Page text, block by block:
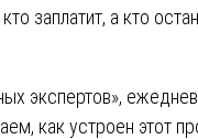
заплатит, а кто
экспертов»,
как устроен этот